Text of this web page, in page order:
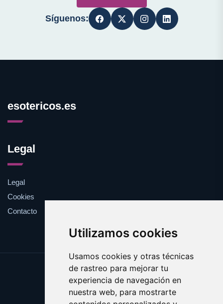
Utilizamos cookies
Usamos cookies y otras técnicas
de rastreo para mejorar tu
experiencia de navegación en
nuestra web, para mostrarte
Síguenos:
esotericos.es
Legal
Legal
Cookies
Contacto
Update cookies preferences
Copyright © 2025 esotericos.es